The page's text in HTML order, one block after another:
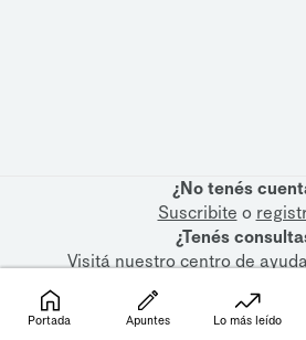
¿No tenés
Suscribite o
¿Tenés
Visitá nuestrocentro de
Portada Apuntes Lo más leído